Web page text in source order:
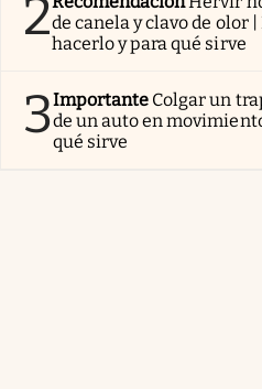
2de canela y clavo de olor
hacerlo y para qué sirve
3Importante Colgar un
de un auto en
qué sirve